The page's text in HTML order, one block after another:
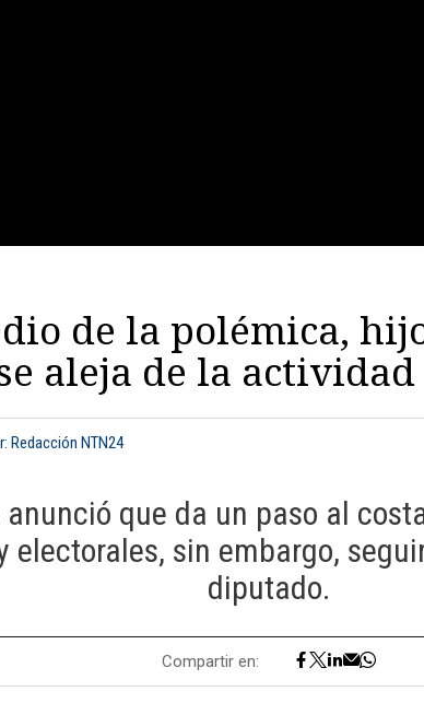
de la polémica,
aleja de la
Redacción NTN24
anunció que da un paso al
electorales, sin embargo,
diputado.
Compartir en: